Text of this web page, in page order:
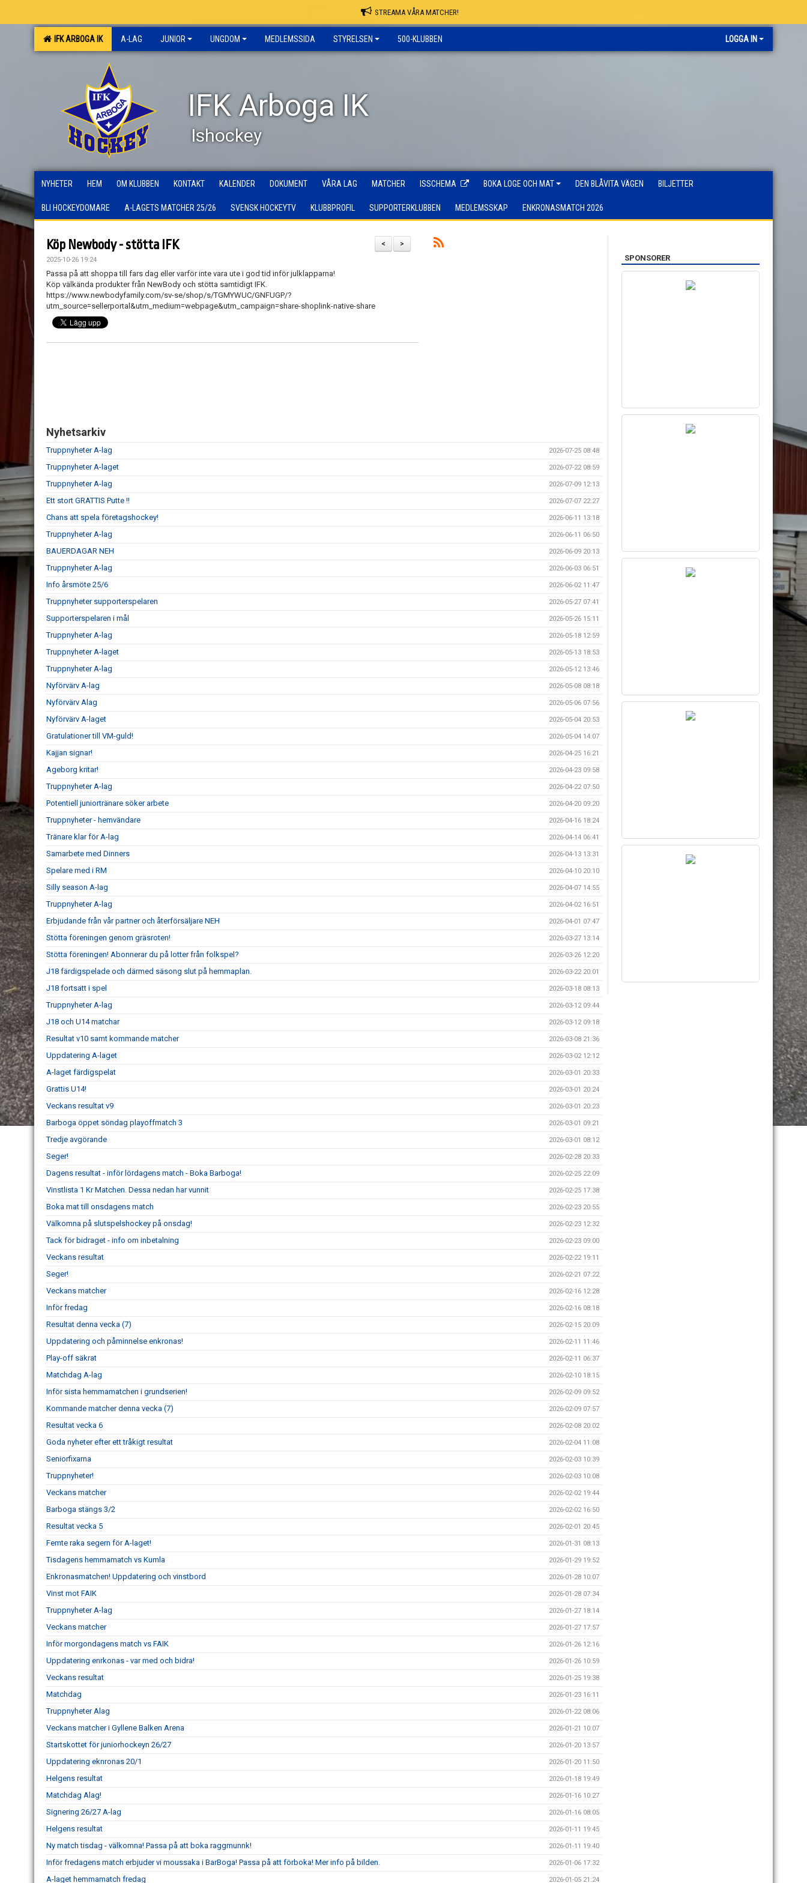
STREAMA VÅRA MATCHER!
IFK ARBOGA IK A-LAG JUNIOR UNGDOM MEDLEMSSIDA STYRELSEN 500-KLUBBEN LOGGA IN
IFK Arboga IK
Ishockey
NYHETER HEM OM KLUBBEN KONTAKT KALENDER DOKUMENT VÅRA LAG MATCHER ISSCHEMA BOKA LOGE OCH MAT DEN BLÅVITA VÄGEN BILJETTER
BLI HOCKEYDOMARE A-LAGETS MATCHER 25/26 SVENSK HOCKEYTV KLUBBPROFIL SUPPORTERKLUBBEN MEDLEMSSKAP ENKRONASMATCH 2026
>
<
Köp Newbody - stötta IFK
2025-10-26 19:24
Passa på att shoppa till fars dag eller varför inte vara ute i god tid inför julklapparna!
Köp välkända produkter från NewBody och stötta samtidigt IFK.
https://www.newbodyfamily.com/sv-se/shop/s/TGMYWUC/GNFUGP/?
utm_source=sellerportal&utm_medium=webpage&utm_campaign=share-shoplink-native-share
Nyhetsarkiv
Truppnyheter A-lag 2026-07-25 08:48
Truppnyheter A-laget 2026-07-22 08:59
Truppnyheter A-lag 2026-07-09 12:13
Ett stort GRATTIS Putte !! 2026-07-07 22:27
Chans att spela företagshockey! 2026-06-11 13:18
Truppnyheter A-lag 2026-06-11 06:50
BAUERDAGAR NEH 2026-06-09 20:13
Truppnyheter A-lag 2026-06-03 06:51
Info årsmöte 25/6 2026-06-02 11:47
Truppnyheter supporterspelaren 2026-05-27 07:41
Supporterspelaren i mål 2026-05-26 15:11
Truppnyheter A-lag 2026-05-18 12:59
Truppnyheter A-laget 2026-05-13 18:53
Truppnyheter A-lag 2026-05-12 13:46
Nyförvärv A-lag 2026-05-08 08:18
Nyförvärv Alag 2026-05-06 07:56
Nyförvärv A-laget 2026-05-04 20:53
Gratulationer till VM-guld! 2026-05-04 14:07
Kajjan signar! 2026-04-25 16:21
Ageborg kritar! 2026-04-23 09:58
Truppnyheter A-lag 2026-04-22 07:50
Potentiell juniortränare söker arbete 2026-04-20 09:20
Truppnyheter - hemvändare 2026-04-16 18:24
Tränare klar för A-lag 2026-04-14 06:41
Samarbete med Dinners 2026-04-13 13:31
Spelare med i RM 2026-04-10 20:10
Silly season A-lag 2026-04-07 14:55
Truppnyheter A-lag 2026-04-02 16:51
Erbjudande från vår partner och återförsäljare NEH 2026-04-01 07:47
Stötta föreningen genom gräsroten! 2026-03-27 13:14
Stötta föreningen! Abonnerar du på lotter från folkspel? 2026-03-26 12:20
J18 färdigspelade och därmed säsong slut på hemmaplan. 2026-03-22 20:01
J18 fortsatt i spel 2026-03-18 08:13
Truppnyheter A-lag 2026-03-12 09:44
J18 och U14 matchar 2026-03-12 09:18
Resultat v10 samt kommande matcher 2026-03-08 21:36
Uppdatering A-laget 2026-03-02 12:12
A-laget färdigspelat 2026-03-01 20:33
Grattis U14! 2026-03-01 20:24
Veckans resultat v9 2026-03-01 20:23
Barboga öppet söndag playoffmatch 3 2026-03-01 09:21
Tredje avgörande 2026-03-01 08:12
Seger! 2026-02-28 20:33
Dagens resultat - inför lördagens match - Boka Barboga! 2026-02-25 22:09
Vinstlista 1 Kr Matchen. Dessa nedan har vunnit 2026-02-25 17:38
Boka mat till onsdagens match 2026-02-23 20:55
Välkomna på slutspelshockey på onsdag! 2026-02-23 12:32
Tack för bidraget - info om inbetalning 2026-02-23 09:00
Veckans resultat 2026-02-22 19:11
Seger! 2026-02-21 07:22
Veckans matcher 2026-02-16 12:28
Inför fredag 2026-02-16 08:18
Resultat denna vecka (7) 2026-02-15 20:09
Uppdatering och påminnelse enkronas! 2026-02-11 11:46
Play-off säkrat 2026-02-11 06:37
Matchdag A-lag 2026-02-10 18:15
Inför sista hemmamatchen i grundserien! 2026-02-09 09:52
Kommande matcher denna vecka (7) 2026-02-09 07:57
Resultat vecka 6 2026-02-08 20:02
Goda nyheter efter ett tråkigt resultat 2026-02-04 11:08
Seniorfixarna 2026-02-03 10:39
Truppnyheter! 2026-02-03 10:08
Veckans matcher 2026-02-02 19:44
Barboga stängs 3/2 2026-02-02 16:50
Resultat vecka 5 2026-02-01 20:45
Femte raka segern för A-laget! 2026-01-31 08:13
Tisdagens hemmamatch vs Kumla 2026-01-29 19:52
Enkronasmatchen! Uppdatering och vinstbord 2026-01-28 10:07
Vinst mot FAIK 2026-01-28 07:34
Truppnyheter A-lag 2026-01-27 18:14
Veckans matcher 2026-01-27 17:57
Inför morgondagens match vs FAIK 2026-01-26 12:16
Uppdatering enrkonas - var med och bidra! 2026-01-26 10:59
Veckans resultat 2026-01-25 19:38
Matchdag 2026-01-23 16:11
Truppnyheter Alag 2026-01-22 08:06
Veckans matcher i Gyllene Balken Arena 2026-01-21 10:07
Startskottet för juniorhockeyn 26/27 2026-01-20 13:57
Uppdatering eknronas 20/1 2026-01-20 11:50
Helgens resultat 2026-01-18 19:49
Matchdag Alag! 2026-01-16 10:27
Signering 26/27 A-lag 2026-01-16 08:05
Helgens resultat 2026-01-11 19:45
Ny match tisdag - välkomna! Passa på att boka raggmunnk! 2026-01-11 19:40
Inför fredagens match erbjuder vi moussaka i BarBoga! Passa på att förboka! Mer info på bilden. 2026-01-06 17:32
A-laget hemmamatch fredag 2026-01-05 21:24
SPONSORER